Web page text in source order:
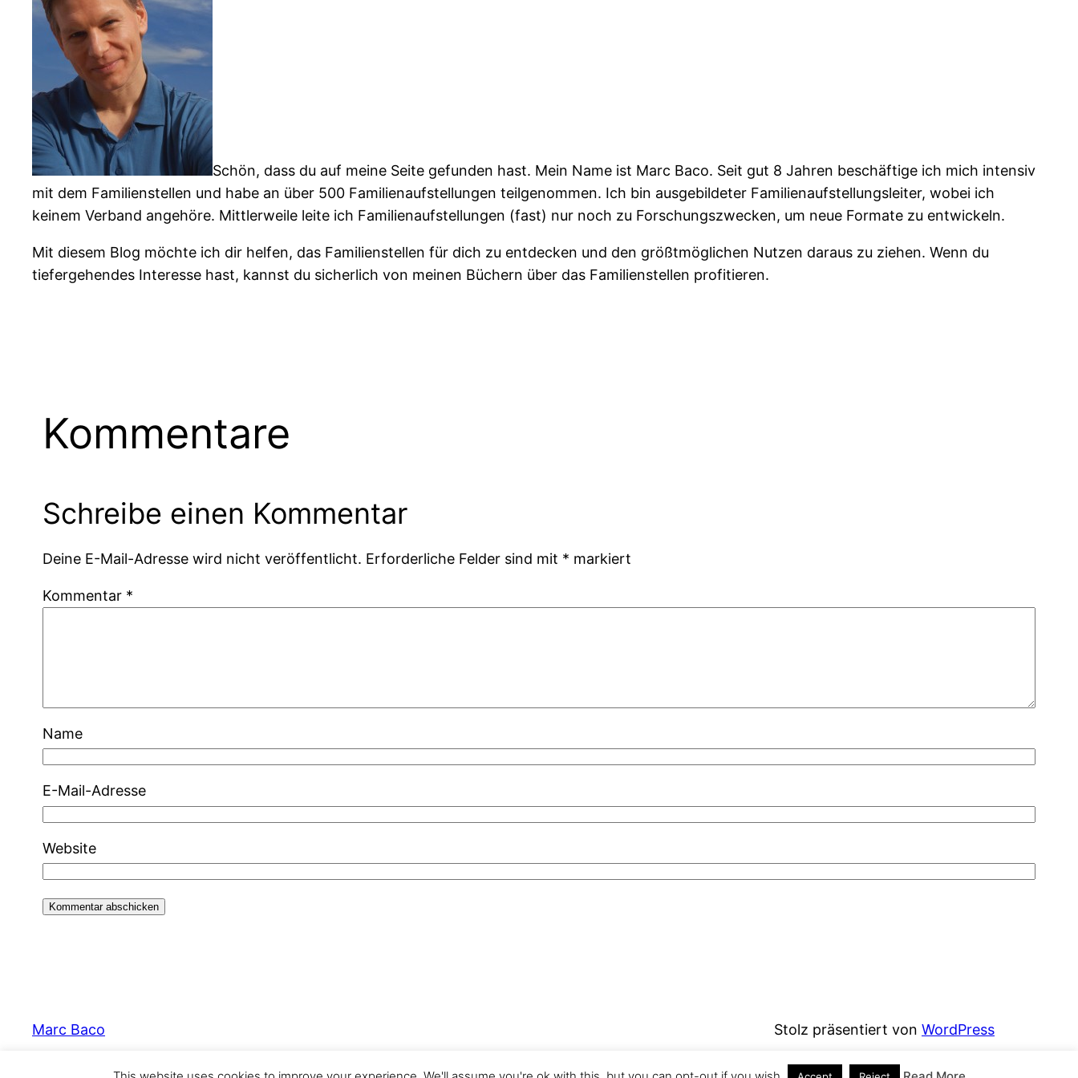
Schön, dass du auf meine Seite gefunden hast. Mein Name ist Marc Baco. Seit gut 8 Jahren beschäftige ich mich intensiv
mit dem Familienstellen und habe an über 500 Familienaufstellungen teilgenommen. Ich bin ausgebildeter Familienaufstellungsleiter, wobei ich
keinem Verband angehöre. Mittlerweile leite ich Familienaufstellungen (fast) nur noch zu Forschungszwecken, um neue Formate zu entwickeln.
Mit diesem Blog möchte ich dir helfen, das Familienstellen für dich zu entdecken und den größtmöglichen Nutzen daraus zu ziehen. Wenn du
tiefergehendes Interesse hast, kannst du sicherlich von meinen Büchern über das Familienstellen profitieren.
Kommentare
Schreibe einen Kommentar
Deine E-Mail-Adresse wird nicht veröffentlicht. Erforderliche Felder sind mit * markiert
Kommentar *
Name
E-Mail-Adresse
Website
Marc Baco Stolz präsentiert von WordPress